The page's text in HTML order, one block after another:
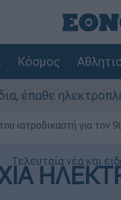
Κόσμος
ο ένας και τον
ιατροδικαστή για τον
Τελευταία νέα και